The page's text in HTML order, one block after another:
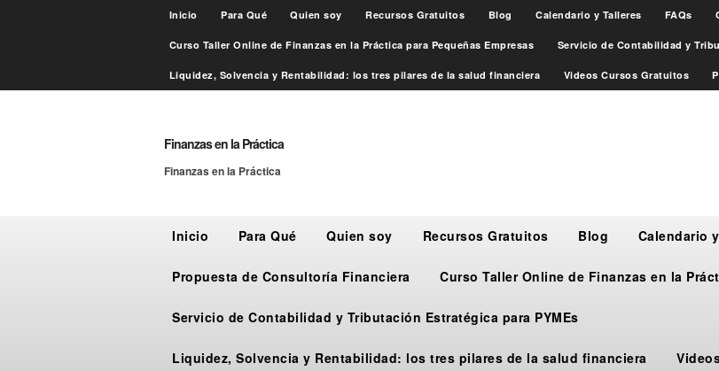
Inicio Para Qué Quien soy Recursos Gratuitos Blog Calendario y Talleres FAQs
Curso Taller Online de Finanzas en la Práctica para Pequeñas Empresas Servicio de Contabilidad y
Liquidez, Solvencia y Rentabilidad: los tres pilares de la salud financiera Videos Cursos Gratuitos
Finanzas en la Práctica
Finanzas en la Práctica
Inicio Para Qué Quien soy Recursos Gratuitos Blog Calendario
Propuesta de Consultoría Financiera Curso Taller Online de Finanzas en la
Servicio de Contabilidad y Tributación Estratégica para PYMEs
Liquidez, Solvencia y Rentabilidad: los tres pilares de la salud financiera